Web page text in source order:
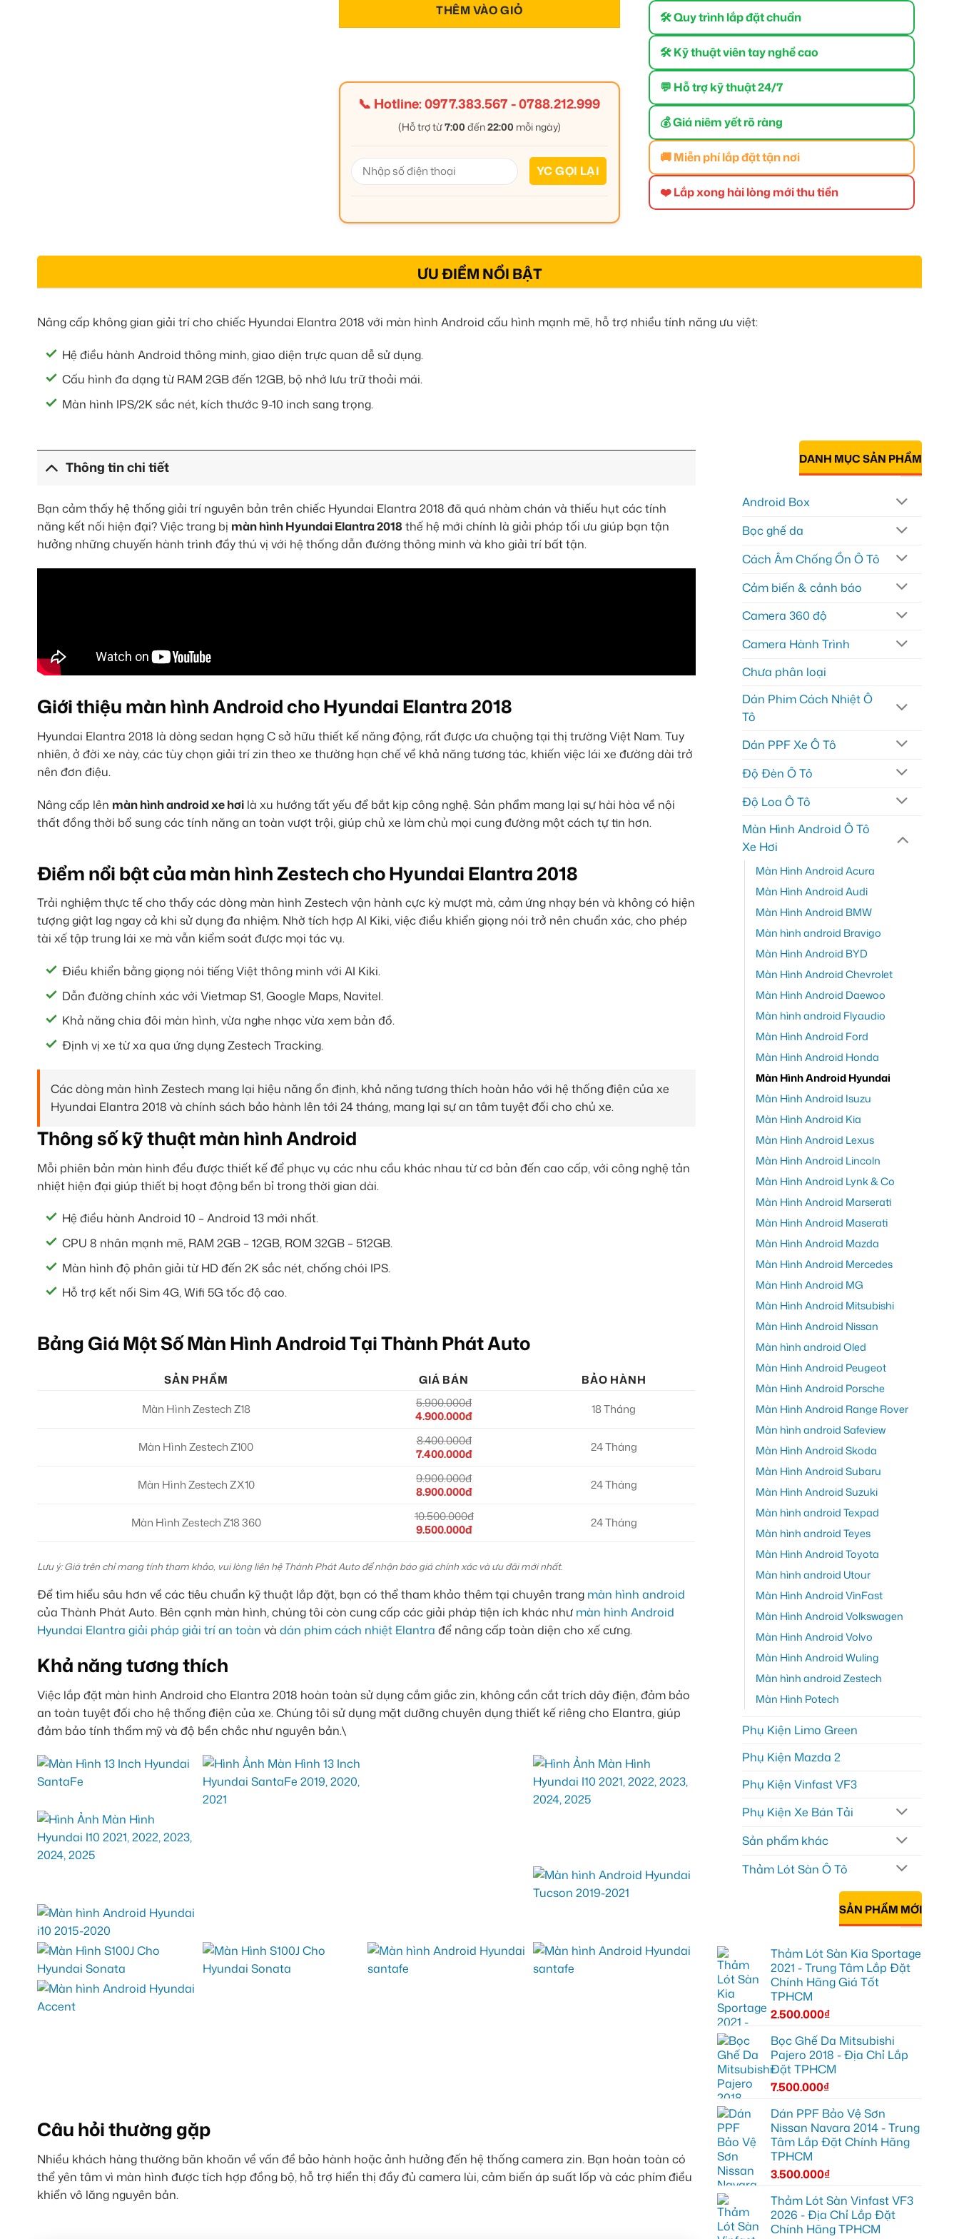
THÊM VÀO GIỎ
📞 Hotline:0977.383.567-0788.212.999
(Hỗ trợ từ7:00 đến22:00 mỗi ngày)
🛠 Quy trình lắp đặt chuẩn
🛠 Kỹ thuật viên tay nghề cao
💬 Hỗ trợ kỹ thuật 24/7
💰 Giá niêm yết rõ ràng
🚚 Miễn phí lắp đặt tận nơi
❤️ Lắp xong hài lòng mới thu tiền
ƯU ĐIỂM NỔI BẬT
Nâng cấp không gian giải trí cho chiếc Hyundai Elantra 2018 với màn hình Android cấu hình mạnh mẽ, hỗ trợ nhiều tính năng ưu việt:
Hệ điều hành Android thông minh, giao diện trực quan dễ sử dụng.
Cấu hình đa dạng từ RAM 2GB đến 12GB, bộ nhớ lưu trữ thoải mái.
Màn hình IPS/2K sắc nét, kích thước 9-10 inch sang trọng.
Thông tin chi tiết
Bạn cảm thấy hệ thống giải trí nguyên bản trên chiếc Hyundai Elantra 2018 đã quá nhàm chán và thiếu hụt các tính
năng kết nối hiện đại? Việc trang bị màn hình Hyundai Elantra 2018thế hệ mới chính là giải pháp tối ưu giúp bạn tận
hưởng những chuyến hành trình đầy thú vị với hệ thống dẫn đường thông minh và kho giải trí bất tận.
Giới thiệu màn hình Android cho Hyundai Elantra 2018
Hyundai Elantra 2018 là dòng sedan hạng C sở hữu thiết kế năng động, rất được ưa chuộng tại thị trường Việt Nam. Tuy
nhiên, ở đời xe này, các tùy chọn giải trí zin theo xe thường hạn chế về khả năng tương tác, khiến việc lái xe đường dài trở
nên đơn điệu.
Nâng cấp lên màn hình android xe hơi là xu hướng tất yếu để bắt kịp công nghệ. Sản phẩm mang lại sự hài hòa về nội
thất đồng thời bổ sung các tính năng an toàn vượt trội, giúp chủ xe làm chủ mọi cung đường một cách tự tin hơn.
Điểm nổi bật của màn hình Zestech cho Hyundai Elantra 2018
Trải nghiệm thực tế cho thấy các dòng màn hình Zestech vận hành cực kỳ mượt mà, cảm ứng nhạy bén và không có hiện
tượng giật lag ngay cả khi sử dụng đa nhiệm. Nhờ tích hợp AI Kiki, việc điều khiển giọng nói trở nên chuẩn xác, cho phép
tài xế tập trung lái xe mà vẫn kiểm soát được mọi tác vụ.
Điều khiển bằng giọng nói tiếng Việt thông minh với AI Kiki.
Dẫn đường chính xác với Vietmap S1, Google Maps, Navitel.
Khả năng chia đôi màn hình, vừa nghe nhạc vừa xem bản đồ.
Định vị xe từ xa qua ứng dụng Zestech Tracking.
Các dòng màn hình Zestech mang lại hiệu năng ổn định, khả năng tương thích hoàn hảo với hệ thống điện của xe
Hyundai Elantra 2018 và chính sách bảo hành lên tới 24 tháng, mang lại sự an tâm tuyệt đối cho chủ xe.
Thông số kỹ thuật màn hình Android
Mỗi phiên bản màn hình đều được thiết kế để phục vụ các nhu cầu khác nhau từ cơ bản đến cao cấp, với công nghệ tản
nhiệt hiện đại giúp thiết bị hoạt động bền bỉ trong thời gian dài.
Hệ điều hành Android 10 – Android 13 mới nhất.
CPU 8 nhân mạnh mẽ, RAM 2GB – 12GB, ROM 32GB – 512GB.
Màn hình độ phân giải từ HD đến 2K sắc nét, chống chói IPS.
Hỗ trợ kết nối Sim 4G, Wifi 5G tốc độ cao.
Bảng Giá Một Số Màn Hình Android Tại Thành Phát Auto
SẢN PHẨM GIÁ BÁN
BẢO HÀNH
Màn Hình Zestech Z18
5.900.000đ
4.900.000đ
18 Tháng
Màn Hình Zestech Z100
8.400.000đ
7.400.000đ
24 Tháng
Màn Hình Zestech ZX10
9.900.000đ
8.900.000đ
24 Tháng
Màn Hình Zestech Z18 360
10.500.000đ
9.500.000đ
24 Tháng
Lưu ý: Giá trên chỉ mang tính tham khảo, vui lòng liên hệ Thành Phát Auto để nhận báo giá chính xác và ưu đãi mới nhất.
Để tìm hiểu sâu hơn về các tiêu chuẩn kỹ thuật lắp đặt, bạn có thể tham khảo thêm tại chuyên trang màn hình android
của Thành Phát Auto. Bên cạnh màn hình, chúng tôi còn cung cấp các giải pháp tiện ích khác như màn hình Android
Hyundai Elantra giải pháp giải trí an toàn và dán phim cách nhiệt Elantra để nâng cấp toàn diện cho xế cưng.
Khả năng tương thích
Việc lắp đặt màn hình Android cho Elantra 2018 hoàn toàn sử dụng cắm giắc zin, không cần cắt trích dây điện, đảm bảo
an toàn tuyệt đối cho hệ thống điện của xe. Chúng tôi sử dụng mặt dưỡng chuyên dụng thiết kế riêng cho Elantra, giúp
đảm bảo tính thẩm mỹ và độ bền chắc như nguyên bản.\
Câu hỏi thường gặp
Nhiều khách hàng thường băn khoăn về vấn đề bảo hành hoặc ảnh hưởng đến hệ thống camera zin. Bạn hoàn toàn có
thể yên tâm vì màn hình được tích hợp đồng bộ, hỗ trợ hiển thị đầy đủ camera lùi, cảm biến áp suất lốp và các phím điều
khiển vô lăng nguyên bản.
DANH MỤC SẢN PHẨM
Android Box
Bọc ghế da
Cách Âm Chống Ồn Ô Tô
Cảm biến & cảnh báo
Camera 360 độ
Camera Hành Trình
Chưa phân loại
Dán Phim Cách Nhiệt Ô
Tô
Dán PPF Xe Ô Tô
Độ Đèn Ô Tô
Độ Loa Ô Tô
Màn Hình Android Ô Tô
Xe Hơi
Màn Hình Android Acura
Màn Hình Android Audi
Màn Hình Android BMW
Màn hình android Bravigo
Màn Hình Android BYD
Màn Hình Android Chevrolet
Màn Hình Android Daewoo
Màn hình android Flyaudio
Màn Hình Android Ford
Màn Hình Android Honda
Màn Hình Android Hyundai
Màn Hình Android Isuzu
Màn Hình Android Kia
Màn Hình Android Lexus
Màn Hình Android Lincoln
Màn Hình Android Lynk & Co
Màn Hình Android Marserati
Màn Hình Android Maserati
Màn Hình Android Mazda
Màn Hình Android Mercedes
Màn Hình Android MG
Màn Hình Android Mitsubishi
Màn Hình Android Nissan
Màn hình android Oled
Màn Hình Android Peugeot
Màn Hình Android Porsche
Màn Hình Android Range Rover
Màn hình android Safeview
Màn Hình Android Skoda
Màn Hình Android Subaru
Màn Hình Android Suzuki
Màn hình android Texpad
Màn hình android Teyes
Màn Hình Android Toyota
Màn hình android Utour
Màn Hình Android VinFast
Màn Hình Android Volkswagen
Màn Hình Android Volvo
Màn Hình Android Wuling
Màn hình android Zestech
Màn Hình Potech
Phụ Kiện Limo Green
Phụ Kiện Mazda 2
Phụ Kiện Vinfast VF3
Phụ Kiện Xe Bán Tải
Sản phẩm khác
Thảm Lót Sàn Ô Tô
SẢN PHẨM MỚI
Thảm Lót Sàn Kia Sportage
2021 - Trung Tâm Lắp Đặt
Chính Hãng Giá Tốt
TPHCM
2.500.000₫
Bọc Ghế Da Mitsubishi
Pajero 2018 - Địa Chỉ Lắp
Đặt TPHCM
7.500.000₫
Dán PPF Bảo Vệ Sơn
Nissan Navara 2014 - Trung
Tâm Lắp Đặt Chính Hãng
TPHCM
3.500.000₫
Thảm Lót Sàn Vinfast VF3
2026 - Địa Chỉ Lắp Đặt
Chính Hãng TPHCM